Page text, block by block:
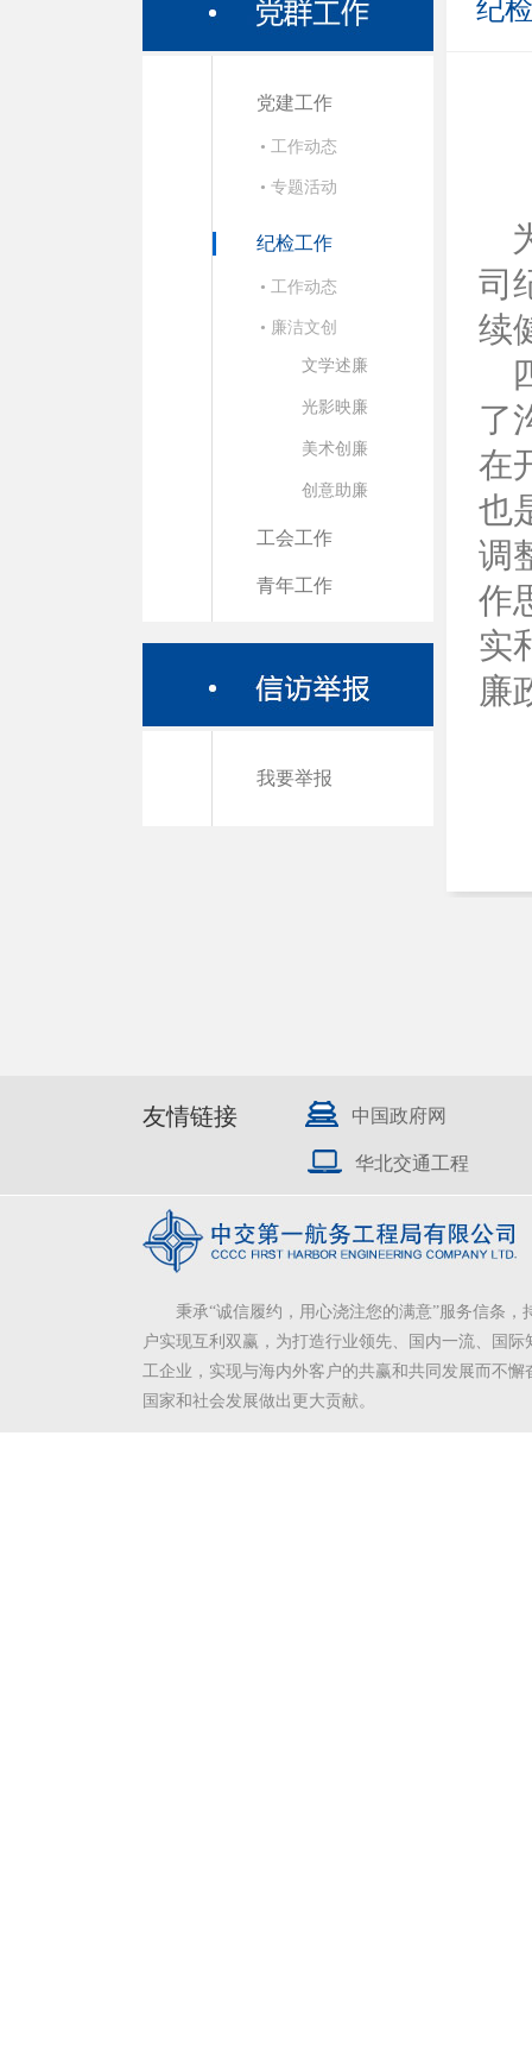
党建工作
• 工作动态
• 专题活动
纪检工作
• 工作动态
• 廉洁文创
文学述廉
光影映廉
美术创廉
创意助廉
工会工作
青年工作
我要举报
纪
司
续
了
在
也
调
作
实
廉
友情链接 中国政府网
华北交通工程
秉承“诚信履约，用心浇注您的满意”服务信条，
户实现互利双赢，为打造行业领先、国内一流、国际
工企业，实现与海内外客户的共赢和共同发展而不懈
国家和社会发展做出更大贡献。